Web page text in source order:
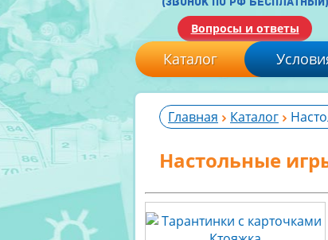
Вопросы и ответы
Каталог
Главная Каталог
Настольные